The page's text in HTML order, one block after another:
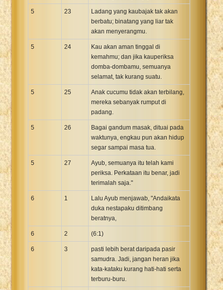
5 23
Ladang yang kaubajak tak akan
berbatu; binatang yang liar tak
akan menyerangmu.
5 24
Kau akan aman tinggal di
kemahmu; dan jika kauperiksa
domba-dombamu, semuanya
selamat, tak kurang suatu.
5 25
Anak cucumu tidak akan terbilang,
mereka sebanyak rumput di
padang.
5 26
Bagai gandum masak, dituai pada
waktunya, engkau pun akan hidup
segar sampai masa tua.
5 27
Ayub, semuanya itu telah kami
periksa. Perkataan itu benar, jadi
terimalah saja."
6 1
Lalu Ayub menjawab, "Andaikata
duka nestapaku ditimbang
beratnya,
6 2 (6:1)
6 3
pasti lebih berat daripada pasir
samudra. Jadi, jangan heran jika
kata-kataku kurang hati-hati serta
terburu-buru.